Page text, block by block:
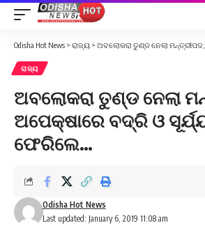
Odisha Hot News > ରାଜ୍ୟ > ଅବଲୋକରା ତୁଣ୍ଡ ନେଲା ମନ୍ତ୍ରୀପଦ;
ରାଜ୍ୟ
ଅବଲୋକରା ତୁଣ୍ଡ ନେଲା
ଅପେକ୍ଷାରେ ବଦ୍ରି ଓ
ଫେରିଲେ…
Last updated: January 6, 2019 11:08 am
Odisha Hot News